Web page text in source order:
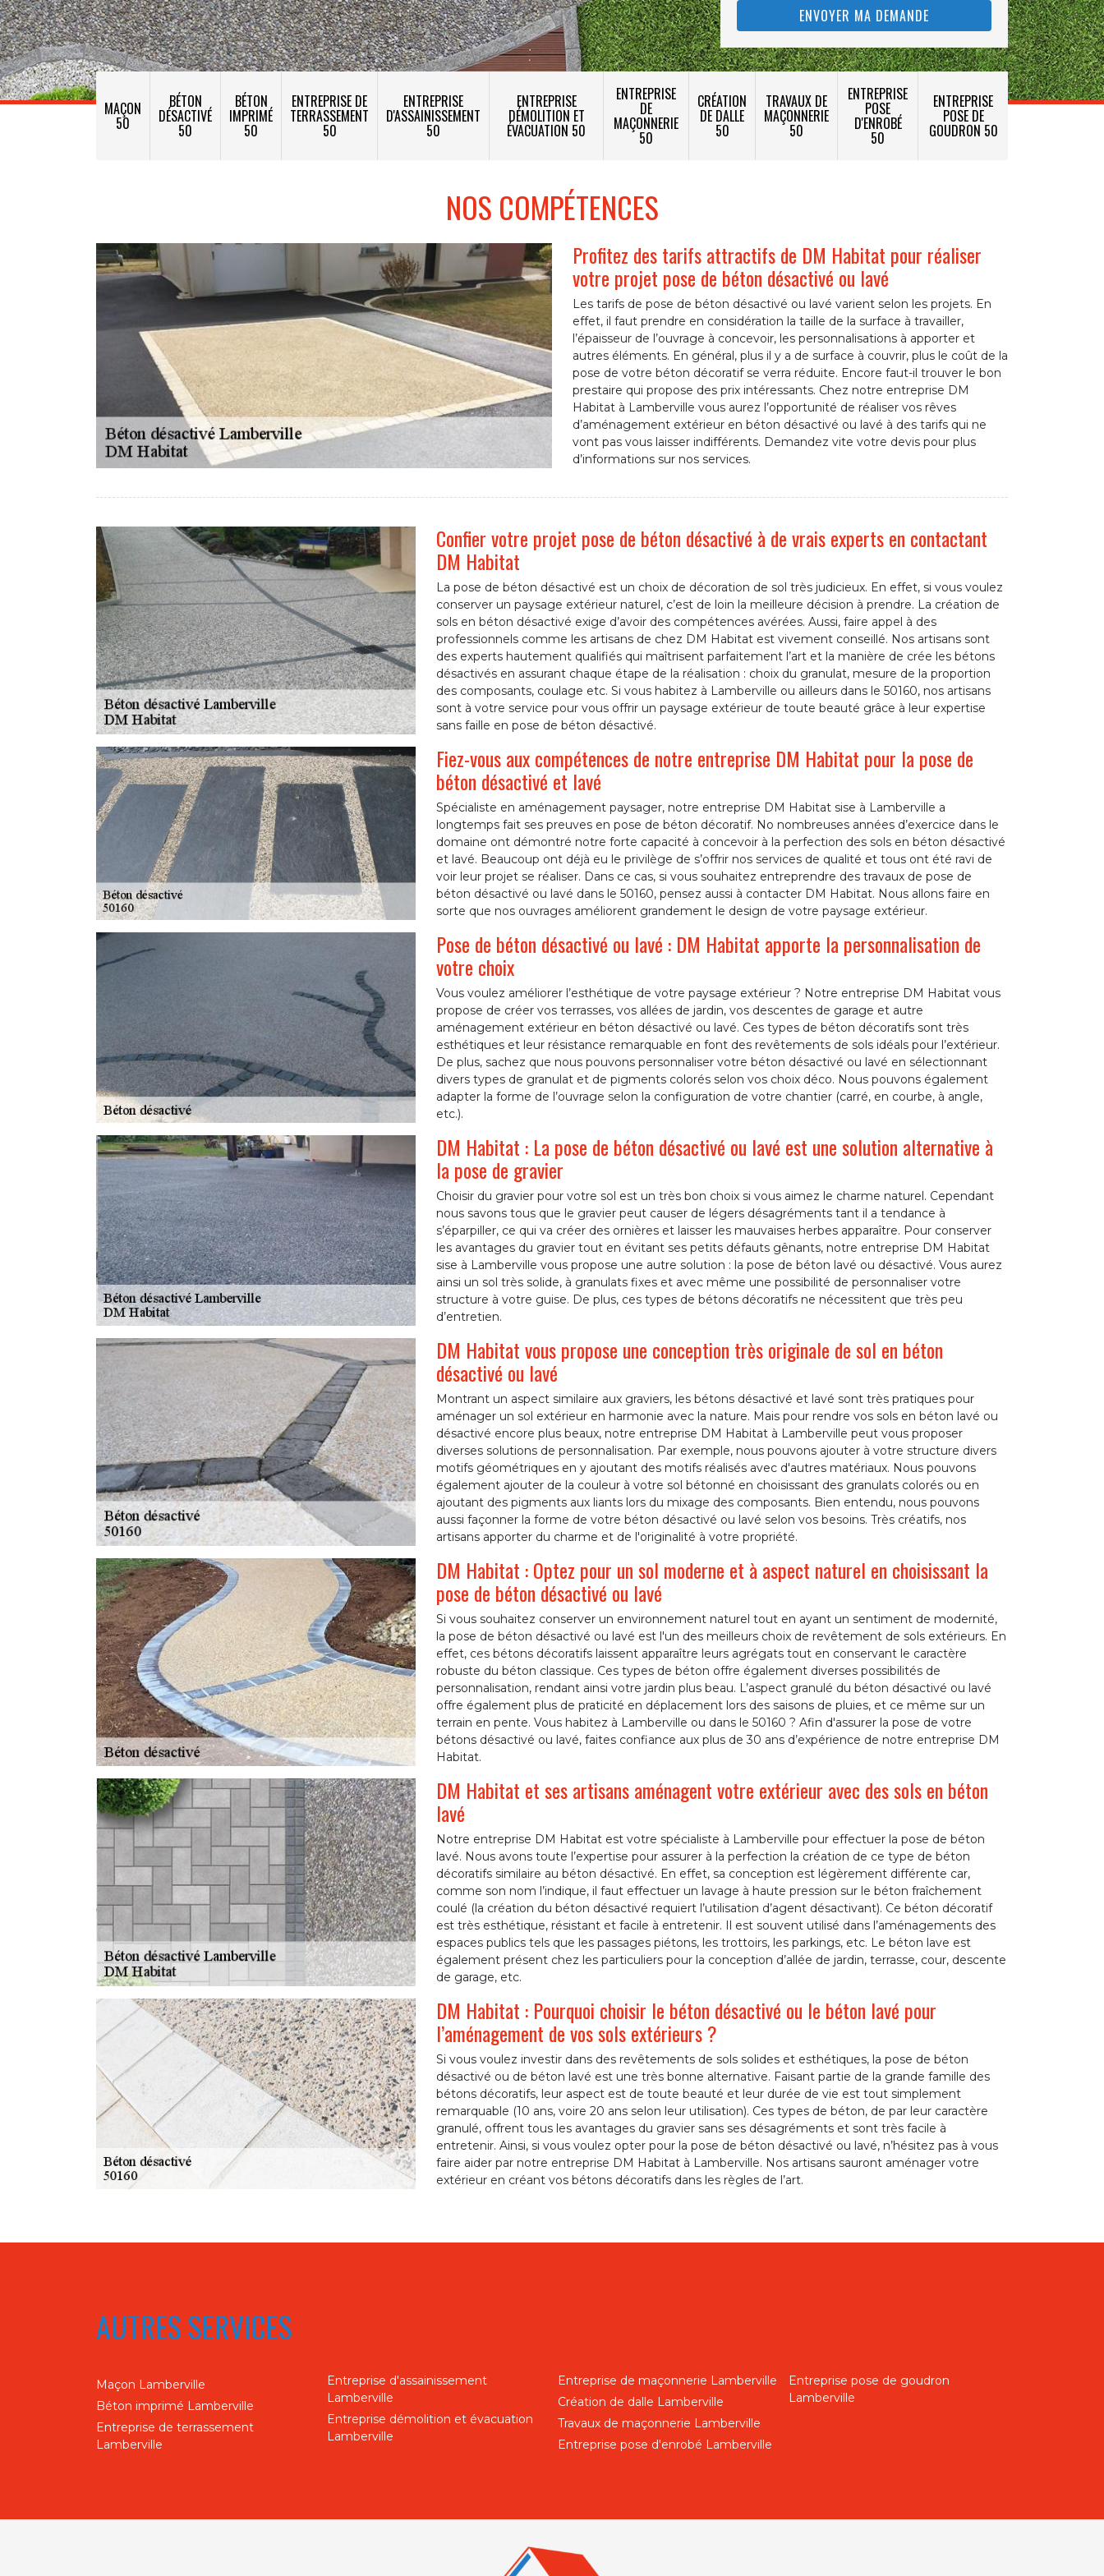
MAÇON
50
BÉTON
DÉSACTIVÉ
50
BÉTON
IMPRIMÉ
50
ENTREPRISE DE
TERRASSEMENT
50
ENTREPRISE
D'ASSAINISSEMENT
50
ENTREPRISE
DÉMOLITION ET
ÉVACUATION 50
ENTREPRISE
DE
MAÇONNERIE
50
CRÉATION
DE DALLE
50
TRAVAUX DE
MAÇONNERIE
50
ENTREPRISE
POSE
D'ENROBÉ
50
ENTREPRISE
POSE DE
GOUDRON 50
NOS COMPÉTENCES
Profitez des tarifs attractifs de DM Habitat pour réaliser
votre projet pose de béton désactivé ou lavé
Les tarifs de pose de béton désactivé ou lavé varient selon les projets. En
effet, il faut prendre en considération la taille de la surface à travailler,
l’épaisseur de l’ouvrage à concevoir, les personnalisations à apporter et
autres éléments. En général, plus il y a de surface à couvrir, plus le coût de la
pose de votre béton décoratif se verra réduite. Encore faut-il trouver le bon
prestaire qui propose des prix intéressants. Chez notre entreprise DM
Habitat à Lamberville vous aurez l’opportunité de réaliser vos rêves
d’aménagement extérieur en béton désactivé ou lavé à des tarifs qui ne
vont pas vous laisser indifférents. Demandez vite votre devis pour plus
d’informations sur nos services.
Confier votre projet pose de béton désactivé à de vrais experts en contactant
DM Habitat
La pose de béton désactivé est un choix de décoration de sol très judicieux. En effet, si vous voulez
conserver un paysage extérieur naturel, c’est de loin la meilleure décision à prendre. La création de
sols en béton désactivé exige d’avoir des compétences avérées. Aussi, faire appel à des
professionnels comme les artisans de chez DM Habitat est vivement conseillé. Nos artisans sont
des experts hautement qualifiés qui maîtrisent parfaitement l’art et la manière de crée les bétons
désactivés en assurant chaque étape de la réalisation : choix du granulat, mesure de la proportion
des composants, coulage etc. Si vous habitez à Lamberville ou ailleurs dans le 50160, nos artisans
sont à votre service pour vous offrir un paysage extérieur de toute beauté grâce à leur expertise
sans faille en pose de béton désactivé.
Fiez-vous aux compétences de notre entreprise DM Habitat pour la pose de
béton désactivé et lavé
Spécialiste en aménagement paysager, notre entreprise DM Habitat sise à Lamberville a
longtemps fait ses preuves en pose de béton décoratif. No nombreuses années d’exercice dans le
domaine ont démontré notre forte capacité à concevoir à la perfection des sols en béton désactivé
et lavé. Beaucoup ont déjà eu le privilège de s’offrir nos services de qualité et tous ont été ravi de
voir leur projet se réaliser. Dans ce cas, si vous souhaitez entreprendre des travaux de pose de
béton désactivé ou lavé dans le 50160, pensez aussi à contacter DM Habitat. Nous allons faire en
sorte que nos ouvrages améliorent grandement le design de votre paysage extérieur.
Pose de béton désactivé ou lavé : DM Habitat apporte la personnalisation de
votre choix
Vous voulez améliorer l’esthétique de votre paysage extérieur ? Notre entreprise DM Habitat vous
propose de créer vos terrasses, vos allées de jardin, vos descentes de garage et autre
aménagement extérieur en béton désactivé ou lavé. Ces types de béton décoratifs sont très
esthétiques et leur résistance remarquable en font des revêtements de sols idéals pour l’extérieur.
De plus, sachez que nous pouvons personnaliser votre béton désactivé ou lavé en sélectionnant
divers types de granulat et de pigments colorés selon vos choix déco. Nous pouvons également
adapter la forme de l’ouvrage selon la configuration de votre chantier (carré, en courbe, à angle,
etc.).
DM Habitat : La pose de béton désactivé ou lavé est une solution alternative à
la pose de gravier
Choisir du gravier pour votre sol est un très bon choix si vous aimez le charme naturel. Cependant
nous savons tous que le gravier peut causer de légers désagréments tant il a tendance à
s’éparpiller, ce qui va créer des ornières et laisser les mauvaises herbes apparaître. Pour conserver
les avantages du gravier tout en évitant ses petits défauts gênants, notre entreprise DM Habitat
sise à Lamberville vous propose une autre solution : la pose de béton lavé ou désactivé. Vous aurez
ainsi un sol très solide, à granulats fixes et avec même une possibilité de personnaliser votre
structure à votre guise. De plus, ces types de bétons décoratifs ne nécessitent que très peu
d’entretien.
DM Habitat vous propose une conception très originale de sol en béton
désactivé ou lavé
Montrant un aspect similaire aux graviers, les bétons désactivé et lavé sont très pratiques pour
aménager un sol extérieur en harmonie avec la nature. Mais pour rendre vos sols en béton lavé ou
désactivé encore plus beaux, notre entreprise DM Habitat à Lamberville peut vous proposer
diverses solutions de personnalisation. Par exemple, nous pouvons ajouter à votre structure divers
motifs géométriques en y ajoutant des motifs réalisés avec d'autres matériaux. Nous pouvons
également ajouter de la couleur à votre sol bétonné en choisissant des granulats colorés ou en
ajoutant des pigments aux liants lors du mixage des composants. Bien entendu, nous pouvons
aussi façonner la forme de votre béton désactivé ou lavé selon vos besoins. Très créatifs, nos
artisans apporter du charme et de l'originalité à votre propriété.
DM Habitat : Optez pour un sol moderne et à aspect naturel en choisissant la
pose de béton désactivé ou lavé
Si vous souhaitez conserver un environnement naturel tout en ayant un sentiment de modernité,
la pose de béton désactivé ou lavé est l'un des meilleurs choix de revêtement de sols extérieurs. En
effet, ces bétons décoratifs laissent apparaître leurs agrégats tout en conservant le caractère
robuste du béton classique. Ces types de béton offre également diverses possibilités de
personnalisation, rendant ainsi votre jardin plus beau. L’aspect granulé du béton désactivé ou lavé
offre également plus de praticité en déplacement lors des saisons de pluies, et ce même sur un
terrain en pente. Vous habitez à Lamberville ou dans le 50160 ? Afin d'assurer la pose de votre
bétons désactivé ou lavé, faites confiance aux plus de 30 ans d’expérience de notre entreprise DM
Habitat.
DM Habitat et ses artisans aménagent votre extérieur avec des sols en béton
lavé
Notre entreprise DM Habitat est votre spécialiste à Lamberville pour effectuer la pose de béton
lavé. Nous avons toute l’expertise pour assurer à la perfection la création de ce type de béton
décoratifs similaire au béton désactivé. En effet, sa conception est légèrement différente car,
comme son nom l’indique, il faut effectuer un lavage à haute pression sur le béton fraîchement
coulé (la création du béton désactivé requiert l’utilisation d’agent désactivant). Ce béton décoratif
est très esthétique, résistant et facile à entretenir. Il est souvent utilisé dans l’aménagements des
espaces publics tels que les passages piétons, les trottoirs, les parkings, etc. Le béton lave est
également présent chez les particuliers pour la conception d’allée de jardin, terrasse, cour, descente
de garage, etc.
DM Habitat : Pourquoi choisir le béton désactivé ou le béton lavé pour
l’aménagement de vos sols extérieurs ?
Si vous voulez investir dans des revêtements de sols solides et esthétiques, la pose de béton
désactivé ou de béton lavé est une très bonne alternative. Faisant partie de la grande famille des
bétons décoratifs, leur aspect est de toute beauté et leur durée de vie est tout simplement
remarquable (10 ans, voire 20 ans selon leur utilisation). Ces types de béton, de par leur caractère
granulé, offrent tous les avantages du gravier sans ses désagréments et sont très facile à
entretenir. Ainsi, si vous voulez opter pour la pose de béton désactivé ou lavé, n’hésitez pas à vous
faire aider par notre entreprise DM Habitat à Lamberville. Nos artisans sauront aménager votre
extérieur en créant vos bétons décoratifs dans les règles de l’art.
AUTRES SERVICES
Maçon Lamberville
Béton imprimé Lamberville
Entreprise de terrassement
Lamberville
Entreprise d'assainissement
Lamberville
Entreprise démolition et évacuation
Lamberville
Entreprise de maçonnerie Lamberville
Création de dalle Lamberville
Travaux de maçonnerie Lamberville
Entreprise pose d'enrobé Lamberville
Entreprise pose de goudron
Lamberville